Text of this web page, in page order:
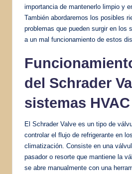
importancia de mantenerlo limpio y
También abordaremos los posibles
problemas que pueden surgir en los
a un mal funcionamiento de estos
del Schrader
sistemas HVAC
El Schrader Valve es un tipo de
controlar el flujo de refrigerante en
climatización. Consiste en una
pasador o resorte que mantiene la
se abre manualmente con una